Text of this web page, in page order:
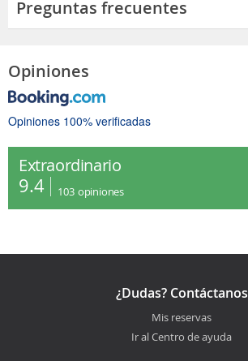
Preguntas frecuentes
Opiniones
Opiniones 100% verificadas
Extraordinario
9.4 103 opiniones
¿Dudas? Contáctanos
Mis reservas
Ir al Centro de ayuda